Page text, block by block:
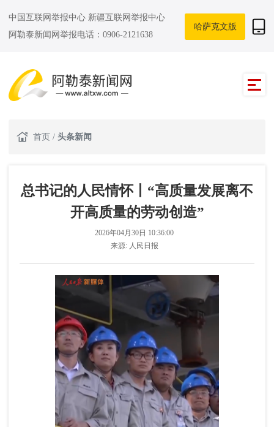
中国互联网举报中心 新疆互联网举报中心
阿勒泰新闻网举报电话：0906-2121638
哈萨克文版
首页 / 头条新闻
总书记的人民情怀丨“高质量发展离不
开高质量的劳动创造”
2026年04月30日 10:36:00
来源: 人民日报